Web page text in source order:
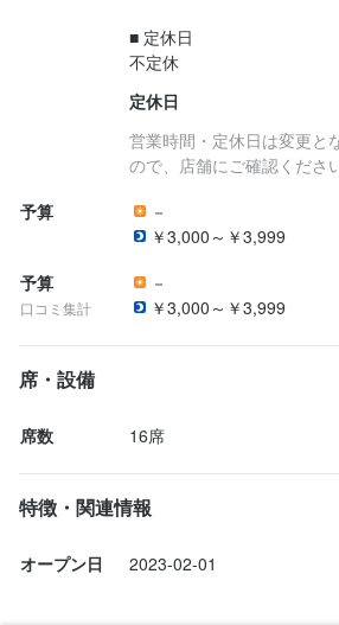
■ 定休日
不定休
定休日
営業時間・定休日は変更と
ので、店舗にご確認ください
予算
－
￥3,000～￥3,999
予算
口コミ集計
－
￥3,000～￥3,999
席・設備
席数 16席
特徴・関連情報
オープン日 2023-02-01
・コミュニケーション能力
・飲食店での接客経験
求める人物像
・明るく接客ができる方
・未経験でもやる気のある方
・楽しい雰囲気のお店で働きたい方
・海鮮や料理が好きな方
飲食経験がなくてもOK！
将来お店を持ちたい方や、しっかり稼ぎた